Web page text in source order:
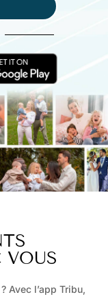
VOUS
Avec l’app Tribu,